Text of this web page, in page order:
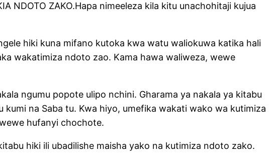
NDOTO ZAKO.Hapa nimeeleza kila kitu unachohitaji kujua
hiki kuna mifano kutoka kwa watu waliokuwa katika hali
wakatimiza ndoto zao. Kama hawa waliweza, wewe
ngumu popote ulipo nchini. Gharama ya nakala ya kitabu
na Saba tu. Kwa hiyo, umefika wakati wako wa kutimiza
hufanyi chochote.
hiki ili ubadilishe maisha yako na kutimiza ndoto zako.